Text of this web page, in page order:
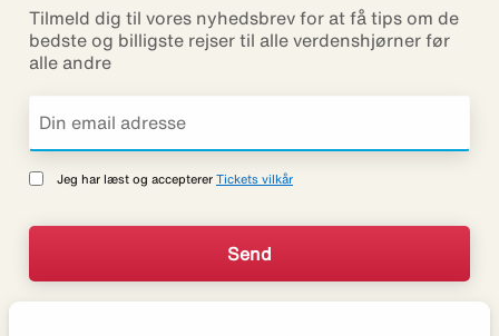
Tilmeld dig til vores nyhedsbrev for at få tips om de
bedste og billigste rejser til alle verdenshjørner før
alle andre
Jeg har læst og accepterer Tickets vilkår